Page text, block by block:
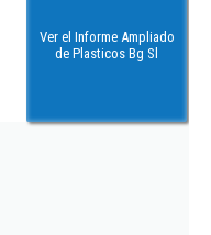
Ver el Informe Ampliado
de Plasticos Bg Sl